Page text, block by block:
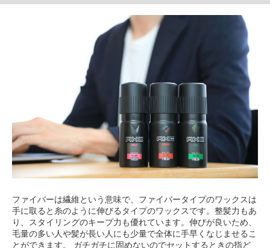
ファイバーは繊維という意味で、ファイバータイプのワックスは
手に取ると糸のように伸びるタイプのワックスです。整髪力もあ
り、スタイリングのキープ力も優れています。伸びが良いため、
毛量の多い人や髪が長い人にも少量で全体に手早くなじませるこ
とができます。 ガチガチに固めないのでセットするときの指ど